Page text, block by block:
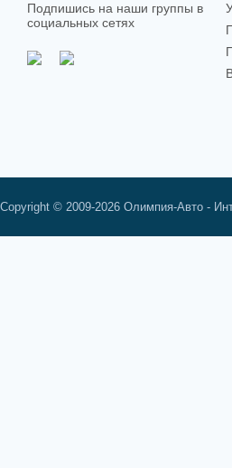
Подпишись на наши группы в
социальных сетях
Copyright © 2009-2026 Олимпия-Авто -